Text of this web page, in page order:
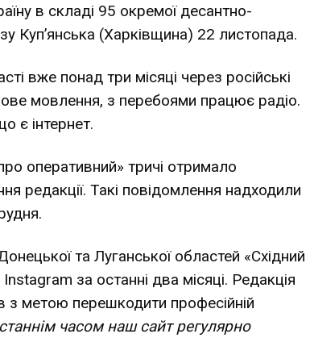
в складі 95 окремої десантно-
Куп’янська (Харківщина) 22 листопада.
вже понад три місяці через російські
мовлення, з перебоями працює радіо.
є інтернет.
оперативний» тричі отримало
редакції. Такі повідомлення надходили
та Луганської областей «Східний
за останні два місяці. Редакція
з метою перешкодити професійній
часом наш сайт регулярно